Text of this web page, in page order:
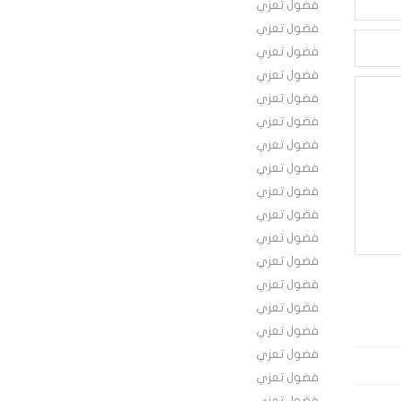
فضول تعزي
فضول تعزي
فضول تعزي
فضول تعزي
فضول تعزي
فضول تعزي
فضول تعزي
فضول تعزي
فضول تعزي
فضول تعزي
فضول تعزي
فضول تعزي
فضول تعزي
فضول تعزي
فضول تعزي
فضول تعزي
فضول تعزي